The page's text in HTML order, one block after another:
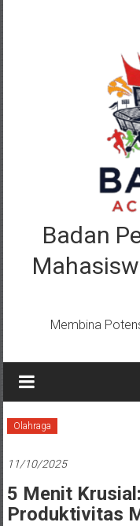
Badan
Membina
Olahraga
11/10/2025
5 Menit
Produktivitas